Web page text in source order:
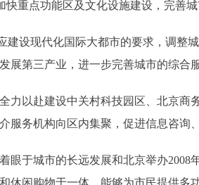
重点功能区及文化设施建设，完善城
设现代化国际大都市的要求，调整城
展第三产业，进一步完善城市的综合
以赴建设中关村科技园区、北京商务
服务机构向区内集聚，促进信息咨询
于城市的长远发展和北京举办2008
休闲购物于一体，能够为市民提供多